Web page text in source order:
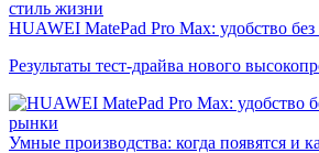
стиль жизни
HUAWEI MatePad Pro Max: удобство
Результаты тест-драйва нового
рынки
Умные производства: когда появятся и